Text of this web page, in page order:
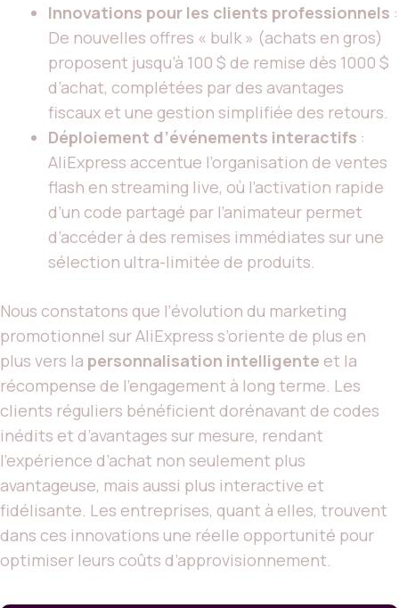
Innovations pour les clients professionnels :
De nouvelles offres « bulk » (achats en gros)
proposent jusqu’à 100 $ de remise dès 1000 $
d’achat, complétées par des avantages
fiscaux et une gestion simplifiée des retours.
Déploiement d’événements interactifs :
AliExpress accentue l’organisation de ventes
flash en streaming live, où l’activation rapide
d’un code partagé par l’animateur permet
d’accéder à des remises immédiates sur une
sélection ultra-limitée de produits.
Nous constatons que l’évolution du marketing
promotionnel sur AliExpress s’oriente de plus en
plus vers la personnalisation intelligente et la
récompense de l’engagement à long terme. Les
clients réguliers bénéficient dorénavant de codes
inédits et d’avantages sur mesure, rendant
l’expérience d’achat non seulement plus
avantageuse, mais aussi plus interactive et
fidélisante. Les entreprises, quant à elles, trouvent
dans ces innovations une réelle opportunité pour
optimiser leurs coûts d’approvisionnement.